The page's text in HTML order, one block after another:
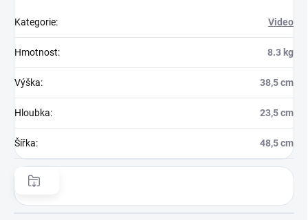
Kategorie: Video
Hmotnost: 8.3 kg
Výška: 38,5 cm
Hloubka: 23,5 cm
Šířka: 48,5 cm